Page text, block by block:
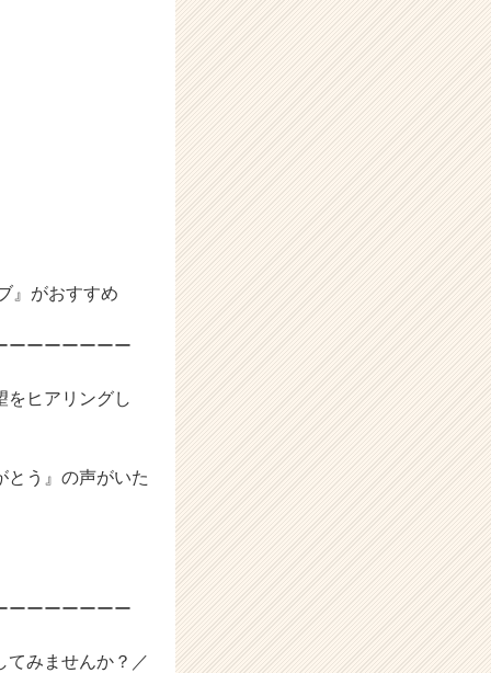
』がおすすめ
ーーーーーーー
をヒアリングし
とう』の声がいた
ーーーーーーー
てみませんか？／